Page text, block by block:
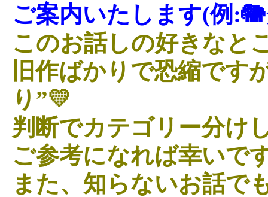
ご案内いたします(例
このお話しの好きなと
旧作ばかりで恐縮です
り”💛
判断でカテゴリー分け
ご参考になれば幸いで
また、知らないお話で